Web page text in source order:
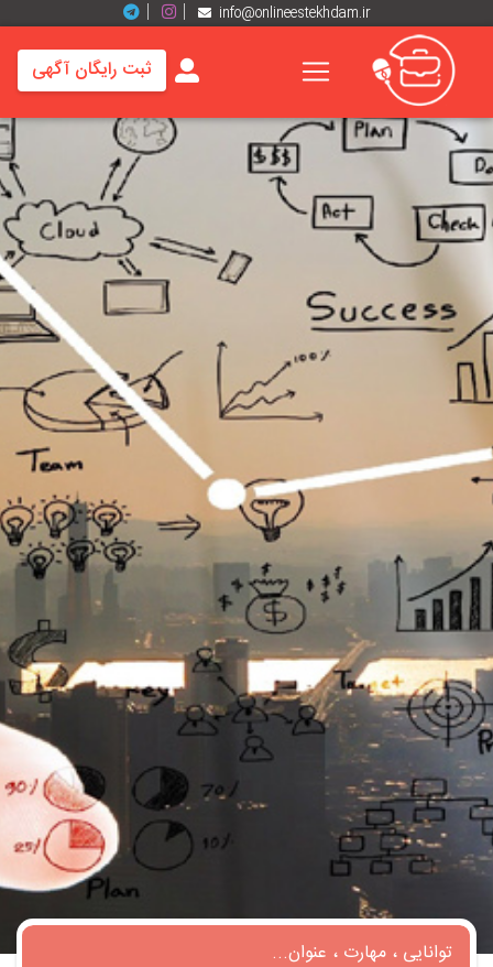
info@onlineestekhdam.ir
خانه
فرصت
های
شغلی
برند
رزومه
ها
مشاغل
تماس
با
ما
درباره
ما
ثبت رایگان آگهی